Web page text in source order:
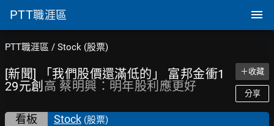
PTT職涯區
PTT職涯區 / Stock (股票)
[新聞] 「我們股價還滿低的」 富邦金衝1
29元創 高 蔡明興：明年股利應更好
＋收藏
分享
看板 Stock (股票)